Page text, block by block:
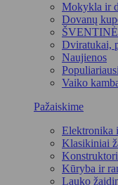
Mokykla ir
Dovanų
Dviratukai,
Naujienos
Populiariausi
Vaiko
Pažaiskime
Elektronika
Klasikiniai
Kūryba ir
Lauko